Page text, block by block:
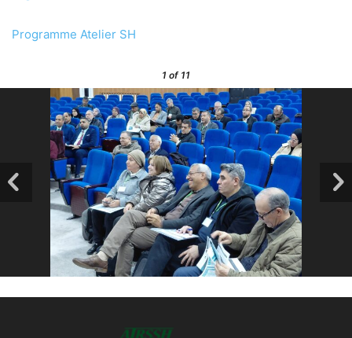
Programme Atelier SH
1 of 11